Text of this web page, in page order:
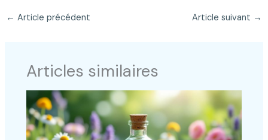
← Article précédent Article suivant →
Articles similaires